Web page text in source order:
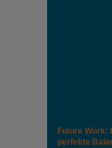
Future Work:
perfekte